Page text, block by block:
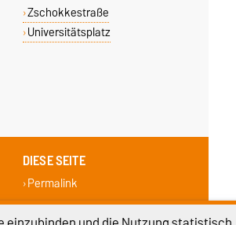
Zschokkestraße
Universitätsplatz
DIESE SEITE
Permalink